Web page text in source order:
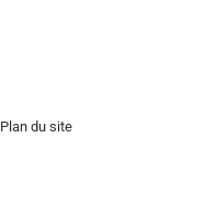
Plan du site